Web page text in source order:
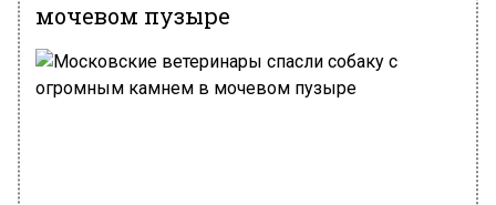
мочевом пузыре